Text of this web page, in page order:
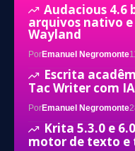
Audacious 4.6
arquivos nativo
Wayland
PorEmanuel Negromonte
Escrita
Tac Writer com
PorEmanuel Negromonte
Krita 5.3.0 e
motor de texto e